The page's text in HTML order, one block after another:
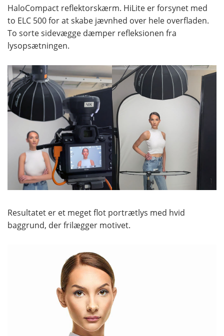
HaloCompact reflektorskærm. HiLite er forsynet med
to ELC 500 for at skabe jævnhed over hele overfladen.
To sorte sidevægge dæmper refleksionen fra
lysopsætningen.
Resultatet er et meget flot portrætlys med hvid
baggrund, der frilægger motivet.